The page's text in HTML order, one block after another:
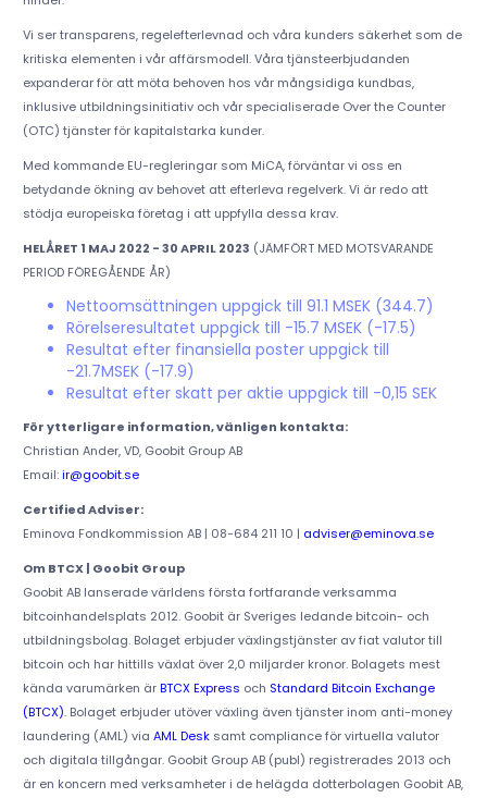
Vi ser transparens, regelefterlevnad och våra kunders säkerhet som de
kritiska elementen i vår affärsmodell. Våra tjänsteerbjudanden
expanderar för att möta behoven hos vår mångsidiga kundbas,
inklusive utbildningsinitiativ och vår specialiserade Over the Counter
(OTC) tjänster för kapitalstarka kunder.
Med kommande EU-regleringar som MiCA, förväntar vi oss en
betydande ökning av behovet att efterleva regelverk. Vi är redo att
stödja europeiska företag i att uppfylla dessa krav.
HELÅRET 1 MAJ 2022 - 30 APRIL 2023 (JÄMFÖRT MED MOTSVARANDE
PERIOD FÖREGÅENDE ÅR)
Nettoomsättningen uppgick till 91.1 MSEK (344.7)
Rörelseresultatet uppgick till -15.7 MSEK (-17.5)
Resultat efter finansiella poster uppgick till
-21.7MSEK (-17.9)
Resultat efter skatt per aktie uppgick till -0,15 SEK
För ytterligare information, vänligen kontakta:
Christian Ander, VD, Goobit Group AB
Email:ir@goobit.se
Certified Adviser:
Eminova Fondkommission AB | 08-684 211 10 | adviser@eminova.se
Om BTCX | Goobit Group
Goobit AB lanserade världens första fortfarande verksamma
bitcoinhandelsplats 2012. Goobit är Sveriges ledande bitcoin- och
utbildningsbolag. Bolaget erbjuder växlingstjänster av fiat valutor till
bitcoin och har hittills växlat över 2,0 miljarder kronor. Bolagets mest
kända varumärken ärBTCX Express och Standard Bitcoin Exchange
(BTCX). Bolaget erbjuder utöver växling även tjänster inom anti-money
laundering (AML) via AML Desksamt compliance för virtuella valutor
och digitala tillgångar. Goobit Group AB (publ) registrerades 2013 och
är en koncern med verksamheter i de helägda dotterbolagen Goobit AB,